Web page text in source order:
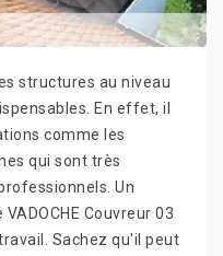
structures au niveau
En effet, il
comme les
qui sont très
Un
Couvreur 03
Sachez qu'il peut